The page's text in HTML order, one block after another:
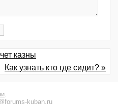
казны
Как узнать кто где сидит? »
.
kuban.ru